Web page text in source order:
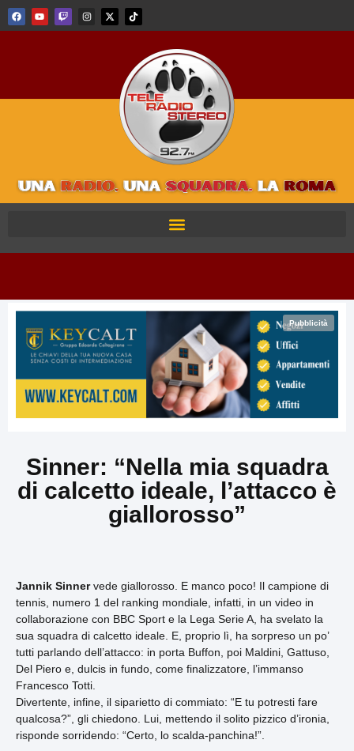
Pubblicità
Sinner: “Nella mia squadra
di calcetto ideale, l’attacco è
giallorosso”
Jannik Sinnervede giallorosso. E manco poco! Il campione di
tennis, numero 1 del ranking mondiale, infatti, in un video in
collaborazione con BBC Sport e la Lega Serie A, ha svelato la
sua squadra di calcetto ideale. E, proprio lì, ha sorpreso un po’
tutti parlando dell’attacco: in porta Buffon, poi Maldini, Gattuso,
Del Piero e, dulcis in fundo, come finalizzatore, l’immanso
Francesco Totti.
Divertente, infine, il siparietto di commiato: “E tu potresti fare
qualcosa?”, gli chiedono. Lui, mettendo il solito pizzico d’ironia,
risponde sorridendo: “Certo, lo scalda-panchina!”.